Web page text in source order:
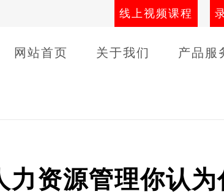
线上视频课程
网站首页 关于我们 产品服
力资源管理你认